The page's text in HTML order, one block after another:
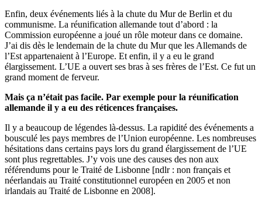
Enfin, deux événements liés à la chute du Mur de Berlin et du
communisme. La réunification allemande tout d’abord : la
Commission européenne a joué un rôle moteur dans ce domaine.
J’ai dis dès le lendemain de la chute du Mur que les Allemands de
l’Est appartenaient à l’Europe. Et enfin, il y a eu le grand
élargissement. L’UE a ouvert ses bras à ses frères de l’Est. Ce fut un
grand moment de ferveur.
Mais ça n’était pas facile. Par exemple pour la réunification
allemande il y a eu des réticences françaises.
Il y a beaucoup de légendes là-dessus. La rapidité des événements a
bousculé les pays membres de l’Union européenne. Les nombreuses
hésitations dans certains pays lors du grand élargissement de l’UE
sont plus regrettables. J’y vois une des causes des non aux
référendums pour le Traité de Lisbonne [ndlr : non français et
néerlandais au Traité constitutionnel européen en 2005 et non
irlandais au Traité de Lisbonne en 2008].